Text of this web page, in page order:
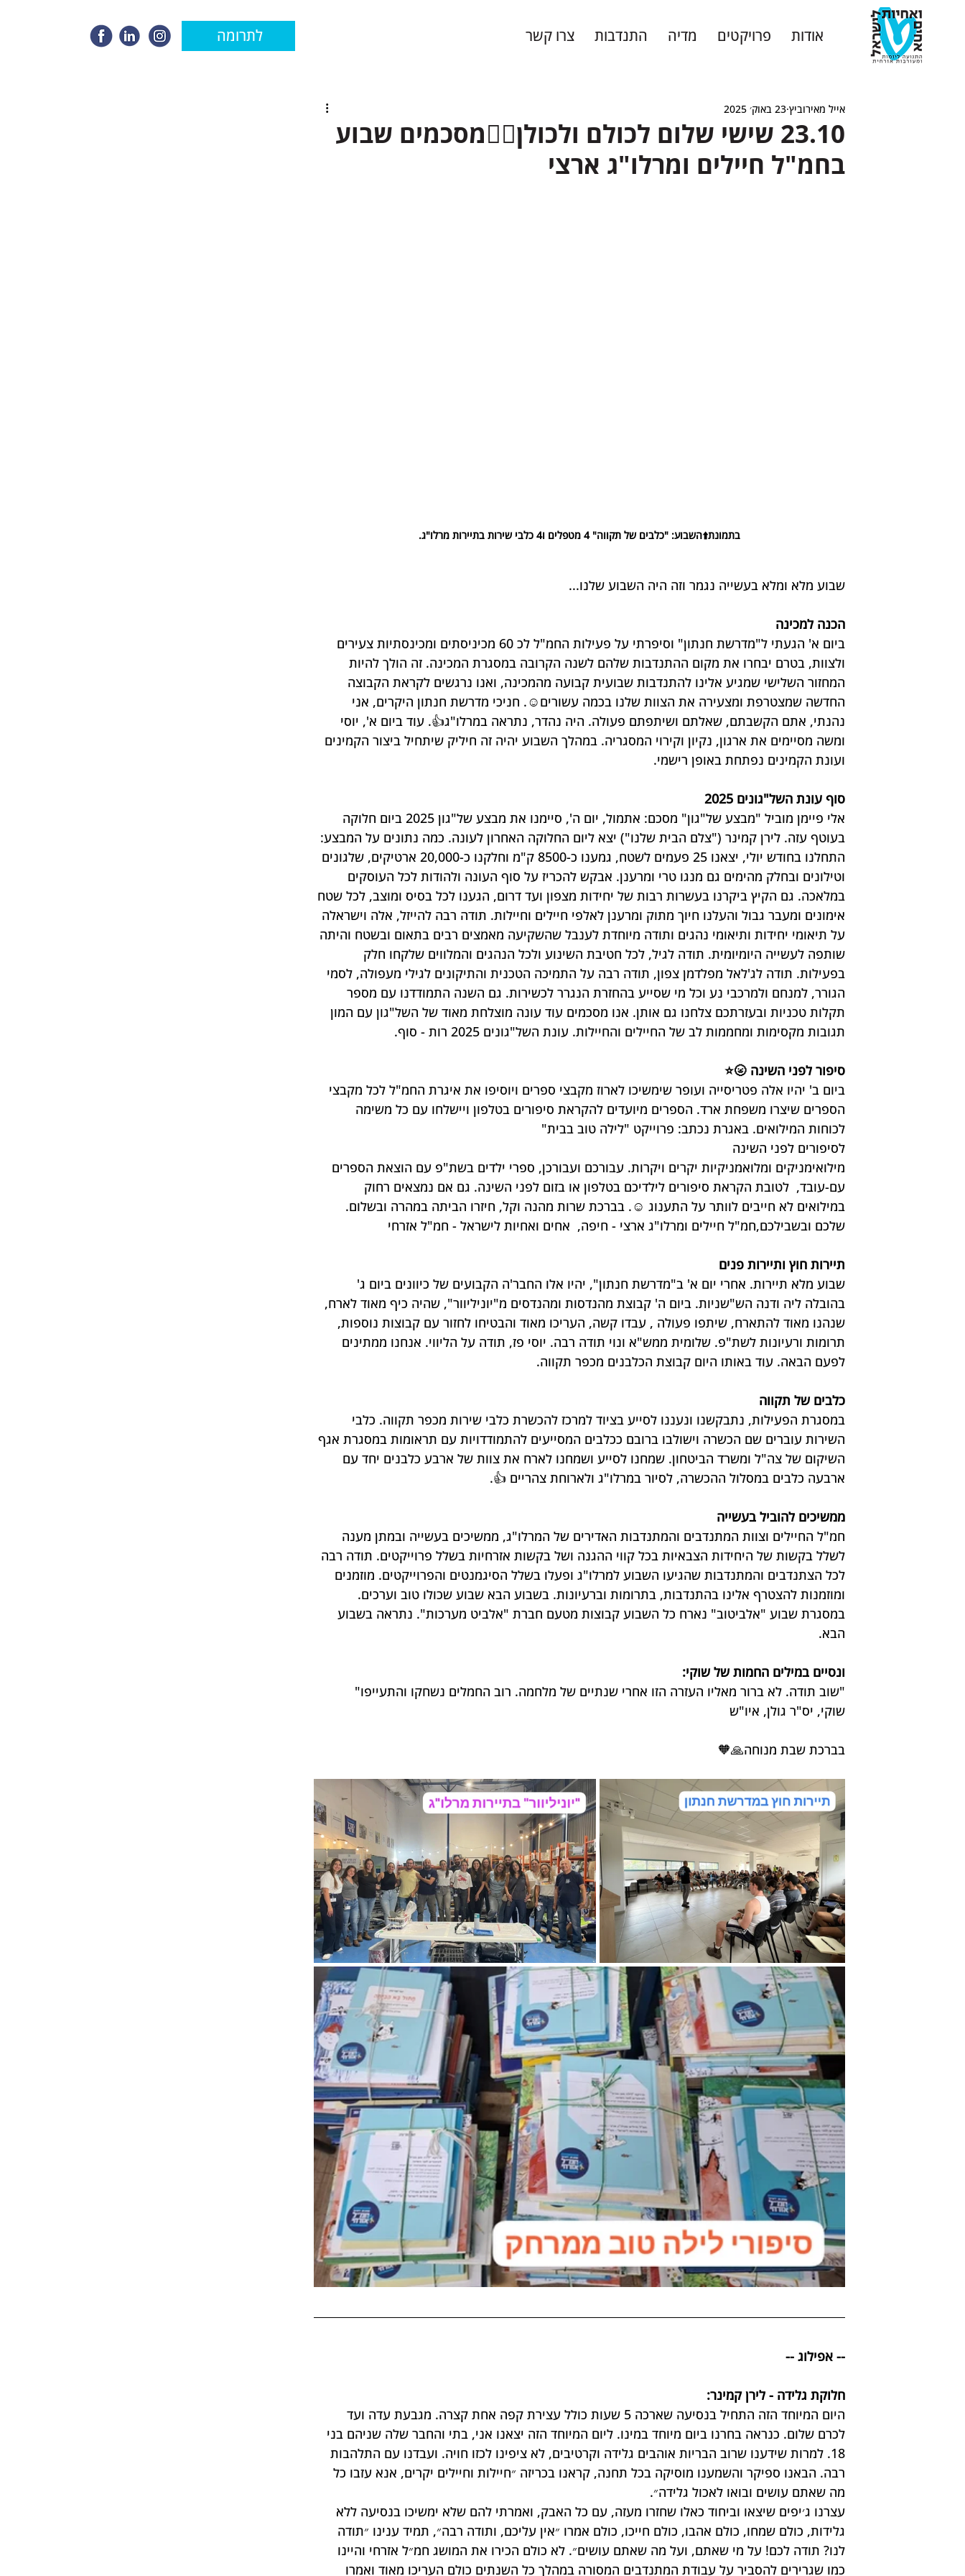
לתרומה אודות פרויקטים מדיה התנדבות צרו קשר
23.10 שישי שלום לכולם ולכולן🙋‍♂️מסכמים שבוע
בחמ"ל חיילים ומרלו"ג ארצי
אייל מאירוביץ 23 באוק׳ 2025
בתמונת⬆️השבוע: "כלבים של תקווה" 4 מטפלים ו4 כלבי שירות בתיירות מרלו"ג.
שבוע מלא ומלא בעשייה נגמר וזה היה השבוע שלנו...
הכנה למכינה
ביום א' הגעתי ל"מדרשת חנתון" וסיפרתי על פעילות החמ"ל לכ 60 מכיניסתים ומכינסתיות צעירים
ולצוות, בטרם יבחרו את מקום ההתנדבות שלהם לשנה הקרובה במסגרת המכינה. זה הולך להיות
המחזור השלישי שמגיע אלינו להתנדבות שבועית קבועה מהמכינה, ואנו נרגשים לקראת הקבוצה
החדשה שמצטרפת ומצעירה את הצוות שלנו בכמה עשורים☺️. חניכי מדרשת חנתון היקרים, אני
נהנתי, אתם הקשבתם, שאלתם ושיתפתם פעולה. היה נהדר, נתראה במרלו"ג👍. עוד ביום א', יוסי
ומשה מסיימים את ארגון, נקיון וקירוי המסגריה. במהלך השבוע יהיה זה חיליק שיתחיל ביצור הקמינים
ועונת הקמינים נפתחת באופן רישמי.
סוף עונת השל"גונים 2025
אלי פיימן מוביל "מבצע של"גון" מסכם: אתמול, יום ה', סיימנו את מבצע של"גון 2025 ביום חלוקה
בעוטף עזה. לירן קמינר ("צלם הבית שלנו") יצא ליום החלוקה האחרון לעונה. כמה נתונים על המבצע:
התחלנו בחודש יולי, יצאנו 25 פעמים לשטח, גמענו כ-8500 ק"מ וחלקנו כ-20,000 ארטיקים, שלגונים
וטילונים ובחלק מהימים גם מנגו טרי ומרענן. אבקש להכריז על סוף העונה ולהודות לכל העוסקים
במלאכה. גם הקיץ ביקרנו בעשרות רבות של יחידות מצפון ועד דרום, הגענו לכל בסיס ומוצב, לכל שטח
אימונים ומעבר גבול והעלנו חיוך מתוק ומרענן לאלפי חיילים וחיילות. תודה רבה להייזל, אלה וישראלה
על תיאומי יחידות ותיאומי נהגים ותודה מיוחדת לענבל שהשקיעה מאמצים רבים בתאום ובשטח והיתה
שותפה לעשייה היומיומית. תודה לגיל, לכל חטיבת השינוע ולכל הנהגים והמלווים שלקחו חלק
בפעילות. תודה לג'לאל מפלדמן צפון, תודה רבה על התמיכה הטכנית והתיקונים לגילי מעפולה, לסמי
הגורר, למנחם ולמרכבי נע וכל מי שסייע בהחזרת הנגרר לכשירות. גם השנה התמודדנו עם מספר
תקלות טכניות ובעזרתכם צלחנו גם אותן. אנו מסכמים עוד עונה מוצלחת מאוד של השל"גון עם המון
תגובות מקסימות ומחממות לב של החיילים והחיילות. עונת השל"גונים 2025 רות - סוף.
סיפור לפני השינה 🌝⭐
ביום ב' יהיו אלה פטריסייה ועופר שימשיכו לארוז מקבצי ספרים ויוסיפו את איגרת החמ"ל לכל מקבצי
הספרים שיצרו משפחת ארד. הספרים מיועדים להקראת סיפורים בטלפון ויישלחו עם כל משימה
לכוחות המילואים. באגרת נכתב: פרוייקט "לילה טוב בבית"
לסיפורים לפני השינה
מילואימניקים ומלואמניקיות יקרים ויקרות. עבורכם ועבורכן, ספרי ילדים בשת"פ עם הוצאת הספרים
עם-עובד,  לטובת הקראת סיפורים לילדיכם בטלפון או בזום לפני השינה. גם אם נמצאים רחוק
במילואים לא חייבים לוותר על התענוג ☺️. בברכת שרות מהנה וקל, חיזרו הביתה במהרה ובשלום.
שלכם ובשבילכם,חמ"ל חיילים ומרלו"ג ארצי - חיפה,  אחים ואחיות לישראל - חמ"ל אזרחי
תיירות חוץ ותיירות פנים
שבוע מלא תיירות. אחרי יום א' ב"מדרשת חנתון", יהיו אלו החבר'ה הקבועים של כיוונים ביום ג'
בהובלה ליה ודנה הש"שניות. ביום ה' קבוצת מהנדסות ומהנדסים מ"יוניליוור", שהיה כיף מאוד לארח,
שנהנו מאוד להתארח, שיתפו פעולה , עבדו קשה, העריכו מאוד והבטיחו לחזור עם קבוצות נוספות,
תרומות ורעיונות לשת"פ. שלומית ממש"א ונוי תודה רבה. יוסי פז, תודה על הליווי. אנחנו ממתינים
לפעם הבאה. עוד באותו היום קבוצת הכלבנים מכפר תקווה.
כלבים של תקווה
במסגרת הפעילות, נתבקשנו ונעננו לסייע בציוד למרכז להכשרת כלבי שירות מכפר תקווה. כלבי
השירות עוברים שם הכשרה וישולבו ברובם ככלבים המסייעים להתמודדויות עם תראומות במסגרת אגף
השיקום של צה"ל ומשרד הביטחון. שמחנו לסייע ושמחנו לארח את צוות של ארבע כלבנים יחד עם
ארבעה כלבים במסלול ההכשרה, לסיור במרלו"ג ולארוחת צהריים 👍.
ממשיכים להוביל בעשייה
חמ"ל החיילים וצוות המתנדבים והמתנדבות האדירים של המרלו"ג, ממשיכים בעשייה ובמתן מענה
לשלל בקשות של היחידות הצבאיות בכל קווי ההגנה ושל בקשות אזרחיות בשלל פרוייקטים. תודה רבה
לכל הצתנדבים והמתנדבות שהגיעו השבוע למרלו"ג ופעלו בשלל הסיגמנטים והפרוייקטים. מוזמנים
ומוזמנות להצטרף אלינו בהתנדבות, בתרומות וברעיונות. בשבוע הבא שבוע שכולו טוב וערכים.
במסגרת שבוע "אלביטוב" נארח כל השבוע קבוצות מטעם חברת "אלביט מערכות". נתראה בשבוע
הבא.
ונסיים במילים החמות של שוקי:
"שוב תודה. לא ברור מאליו העזרה הזו אחרי שנתיים של מלחמה. רוב החמלים נשחקו והתעייפו"
שוקי, יס"ר גולן, איו"ש
בברכת שבת מנוחה🙏🧡
-- אפילוג --
חלוקת גלידה - לירן קמינר:
היום המיוחד הזה התחיל בנסיעה שארכה 5 שעות כולל עצירת קפה אחת קצרה. מגבעת עדה ועד
לכרם שלום. כנראה בחרנו ביום מיוחד במינו. ליום המיוחד הזה יצאנו אני, בתי והחבר שלה שניהם בני
18. למרות שידענו שרוב הבריות אוהבים גלידה וקרטיבים, לא ציפינו לכזו חויה. ועבדנו עם התלהבות
רבה. הבאנו ספיקר והשמענו מוסיקה בכל תחנה, קראנו בכריזה ״חיילות וחיילים יקרים, אנא עזבו כל
מה שאתם עושים ובואו לאכול גלידה״.
עצרנו ג׳יפים שיצאו וביחוד כאלו שחזרו מעזה, עם כל האבק, ואמרתי להם שלא ימשיכו בנסיעה ללא
גלידות, כולם שמחו, כולם אהבו, כולם חייכו, כולם אמרו ״אין עליכם, ותודה רבה״, תמיד ענינו ״תודה
לנו? תודה לכם! על מי שאתם, ועל מה שאתם עושים״. לא כולם הכירו את המושג חמ״ל אזרחי והיינו
כמו שגרירים להסביר על עבודת המתנדבים המסורה במהלך כל השנתים כולם העריכו מאוד ואמרו